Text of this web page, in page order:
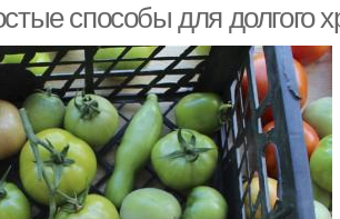
способы для долгого